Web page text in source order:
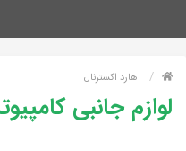
هارد اکسترنال
لوازم جانبی